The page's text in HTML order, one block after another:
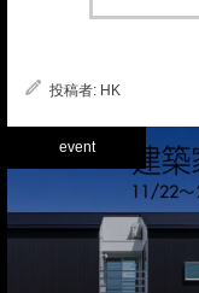
投稿者: HK
event